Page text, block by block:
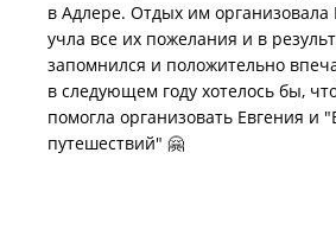
в Адлере. Отдых им организовала
учла все их пожелания и в
запомнился и положительно
в следующем году хотелось бы,
помогла организовать Евгения и
путешествий" 🤗